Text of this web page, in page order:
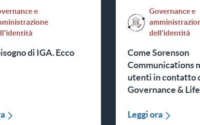
e
di IGA. Ecco
Governance e
dell'identità
Come Sorenson
Communications
utenti in contatto
Governance &
Leggi ora